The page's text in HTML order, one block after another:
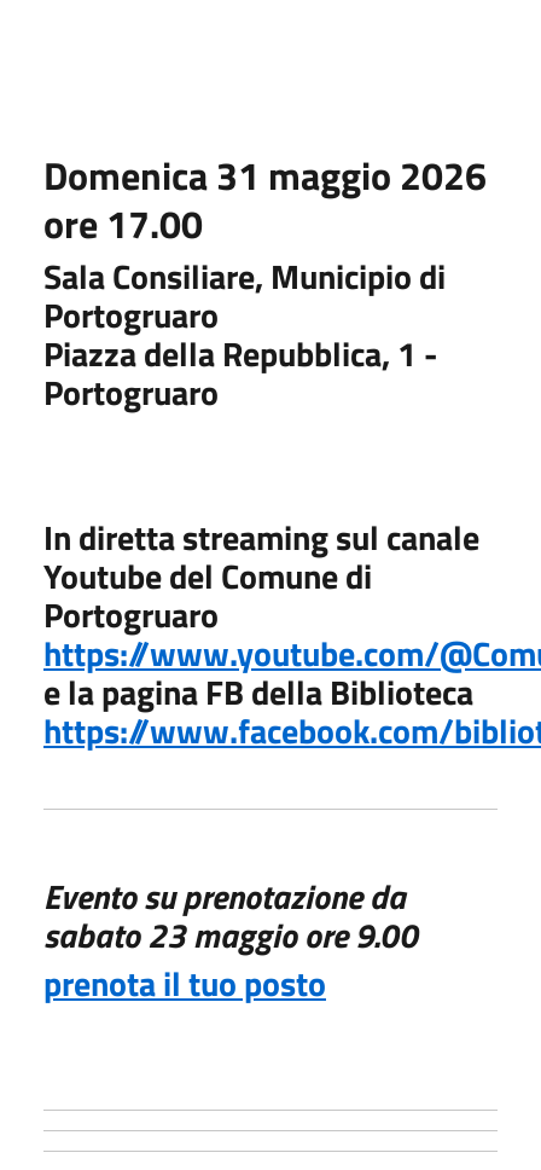
Domenica 31 maggio 2026
ore 17.00
Sala Consiliare, Municipio di
Portogruaro
Piazza della Repubblica, 1 -
Portogruaro
In diretta streaming sul canale
Youtube del Comune di
Portogruaro
https://www.youtube.com/
e la pagina FB della Biblioteca
https://www.facebook.com/
Evento suprenotazione da
sabato 23 maggio ore 9.00
prenota il tuo posto